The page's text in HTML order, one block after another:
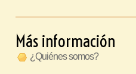
n
c
u
Más información
¿Quiénes somos?